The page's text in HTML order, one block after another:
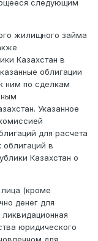
следующим
жилищного займа
Казахстан в
облигации
ним по сделкам
Указанное
для расчета
в
Казахстан о
(кроме
денег для
юридического